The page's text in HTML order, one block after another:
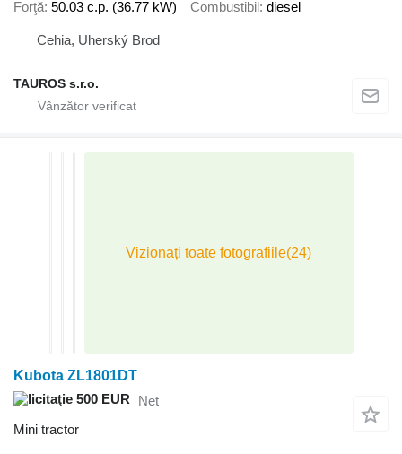
Forţă 50.03 c.p. (36.77 kW) Combustibil diesel
Cehia, Uherský Brod
TAUROS s.r.o.
Kubota ZL1801DT
500 EUR
Net
Mini tractor